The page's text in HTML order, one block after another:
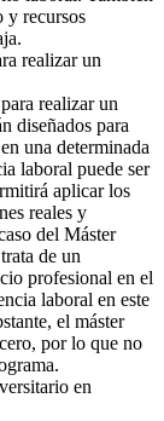
y recursos
realizar un
realizar un
diseñados para
una determinada
laboral puede ser
aplicar los
reales y
del Máster
de un
profesional en el
laboral en este
el máster
por lo que no
en